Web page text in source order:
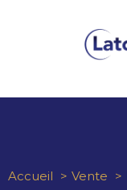
Accueil Vente